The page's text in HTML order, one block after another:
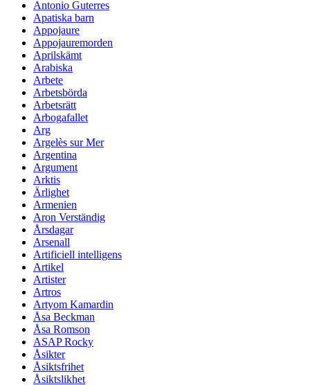
Antonio Guterres
Apatiska barn
Appojaure
Appojauremorden
Aprilskämt
Arabiska
Arbete
Arbetsbörda
Arbetsrätt
Arbogafallet
Arg
Argelès sur Mer
Argentina
Argument
Arktis
Ärlighet
Armenien
Aron Verständig
Årsdagar
Arsenall
Artificiell intelligens
Artikel
Artister
Artros
Artyom Kamardin
Åsa Beckman
Åsa Romson
ASAP Rocky
Åsikter
Åsiktsfrihet
Åsiktslikhet